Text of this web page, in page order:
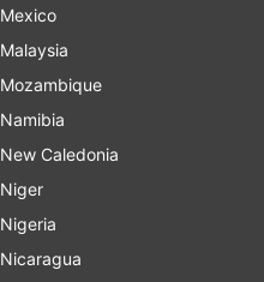
Mexico
Malaysia
Mozambique
Namibia
New Caledonia
Niger
Nigeria
Nicaragua